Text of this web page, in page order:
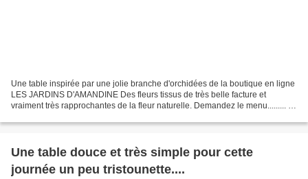
Une table inspirée par une jolie branche d'orchidées de la boutique en ligne
LES JARDINS D'AMANDINE Des fleurs tissus de très belle facture et
vraiment très rapprochantes de la fleur naturelle. Demandez le menu......... Je
Une table douce et très simple pour cette
journée un peu tristounette....